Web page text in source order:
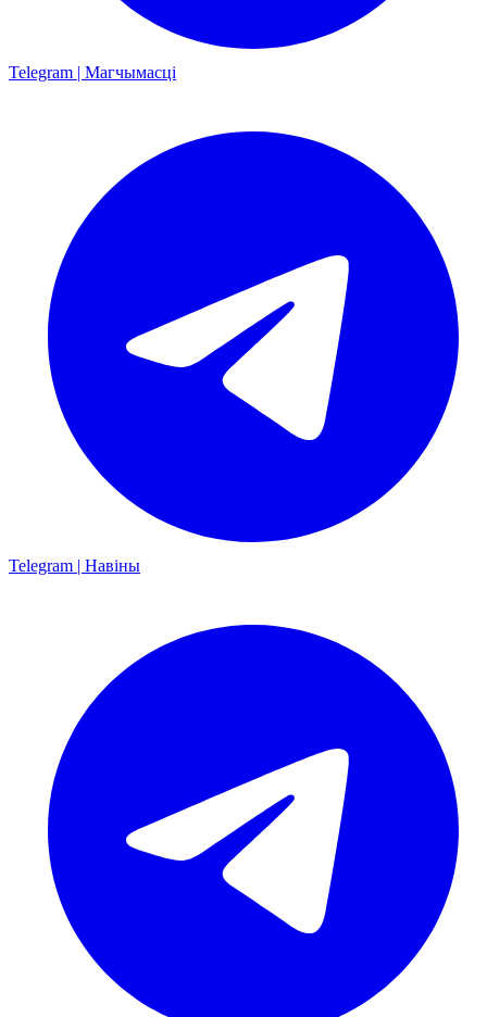
Telegram | Магчымасці
Telegram | Навіны